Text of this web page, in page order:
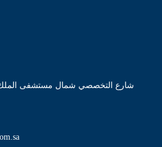
شارع التخصصي شمال مستشفى